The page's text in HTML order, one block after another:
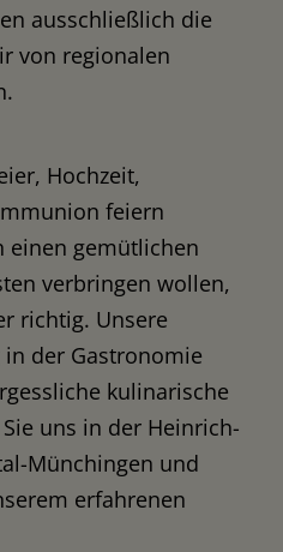
ausschließlich die
von regionalen
Hochzeit,
feiern
einen gemütlichen
verbringen wollen,
richtig. Unsere
der Gastronomie
kulinarische
uns in der Heinrich-
Münchingen und
erfahrenen